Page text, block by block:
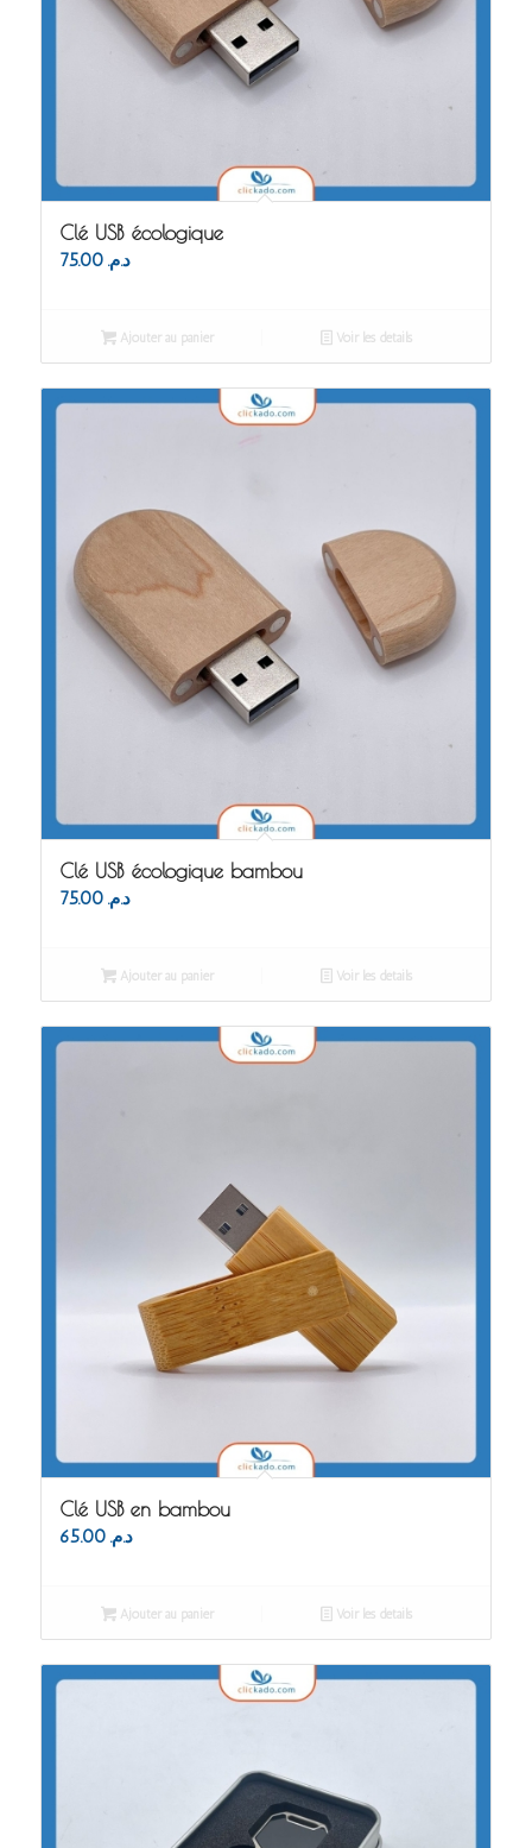
Clé USB écologique
د.م. 75.00
Ajouter au panier Voir les détails
Clé USB écologique bambou
د.م. 75.00
Ajouter au panier Voir les détails
Clé USB en bambou
د.م. 65.00
Ajouter au panier Voir les détails